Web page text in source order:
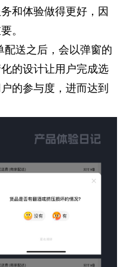
和体验做得更好，因
。
送之后，会以弹窗的
的设计让用户完成选
的参与度，进而达到